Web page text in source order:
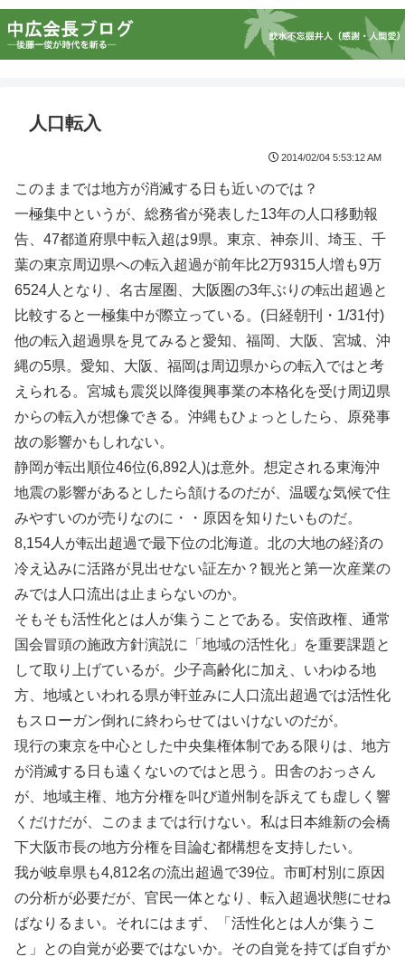
人口転入
2014/02/04 5:53:12 AM
このままでは地方が消滅する日も近いのでは？
一極集中というが、総務省が発表した13年の人口移動報
告、47都道府県中転入超は9県。東京、神奈川、埼玉、千
葉の東京周辺県への転入超過が前年比2万9315人増も9万
6524人となり、名古屋圏、大阪圏の3年ぶりの転出超過と
比較すると一極集中が際立っている。(日経朝刊・1/31付)
他の転入超過県を見てみると愛知、福岡、大阪、宮城、沖
縄の5県。愛知、大阪、福岡は周辺県からの転入ではと考
えられる。宮城も震災以降復興事業の本格化を受け周辺県
からの転入が想像できる。沖縄もひょっとしたら、原発事
故の影響かもしれない。
静岡が転出順位46位(6,892人)は意外。想定される東海沖
地震の影響があるとしたら頷けるのだが、温暖な気候で住
みやすいのが売りなのに・・原因を知りたいものだ。
8,154人が転出超過で最下位の北海道。北の大地の経済の
冷え込みに活路が見出せない証左か？観光と第一次産業の
みでは人口流出は止まらないのか。
そもそも活性化とは人が集うことである。安倍政権、通常
国会冒頭の施政方針演説に「地域の活性化」を重要課題と
して取り上げているが。少子高齢化に加え、いわゆる地
方、地域といわれる県が軒並みに人口流出超過では活性化
もスローガン倒れに終わらせてはいけないのだが。
現行の東京を中心とした中央集権体制である限りは、地方
が消滅する日も遠くないのではと思う。田舎のおっさん
が、地域主権、地方分権を叫び道州制を訴えても虚しく響
くだけだが、このままでは行けない。私は日本維新の会橋
下大阪市長の地方分権を目論む都構想を支持したい。
我が岐阜県も4,812名の流出超過で39位。市町村別に原因
の分析が必要だが、官民一体となり、転入超過状態にせね
ばなりるまい。それにはまず、「活性化とは人が集うこ
と」との自覚が必要ではないか。その自覚を持てば自ずか